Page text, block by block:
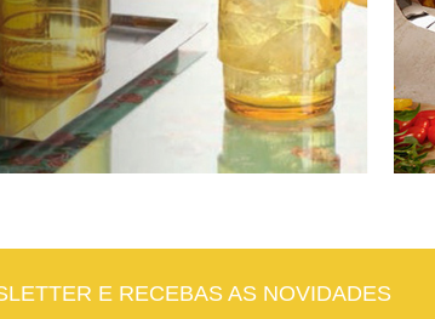
E RECEBAS AS NOVIDADES